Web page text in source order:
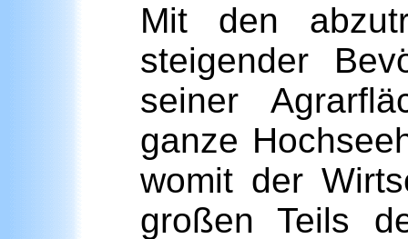
Mit den
steigender
seiner
ganze
womit der
großen Teils